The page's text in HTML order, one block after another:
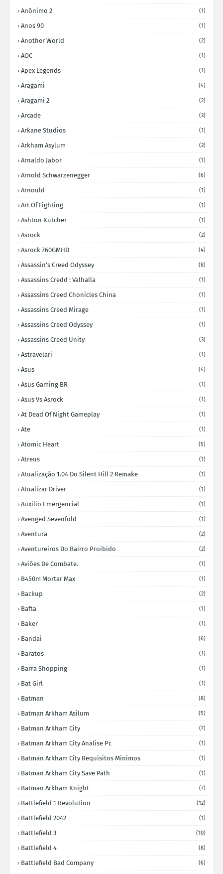
Anônimo 2 (1)
Anos 90 (1)
Another World (2)
AOC (1)
Apex Legends (1)
Aragami (4)
Aragami 2 (2)
Arcade (3)
Arkane Studios (1)
Arkham Asylum (2)
Arnaldo Jabor (1)
Arnold Schwarzenegger (6)
Arnould (1)
Art Of Fighting (1)
Ashton Kutcher (1)
Asrock (2)
Asrock 760GMHD (4)
Assassin's Creed Odyssey (8)
Assassins Credd : Valhalla (1)
Assassins Creed Chonicles China (1)
Assassins Creed Mirage (1)
Assassins Creed Odyssey (1)
Assassins Creed Unity (3)
Astravelari (1)
Asus (4)
Asus Gaming BR (1)
Asus Vs Asrock (1)
At Dead Of Night Gameplay (1)
Ate (1)
Atomic Heart (5)
Atreus (1)
Atualização 1.04 Do Silent Hill 2 Remake (1)
Atualizar Driver (1)
Auxilio Emergencial (1)
Avenged Sevenfold (1)
Aventura (2)
Aventureiros Do Bairro Proibido (2)
Aviões De Combate. (1)
B450m Mortar Max (1)
Backup (2)
Bafta (1)
Baker (1)
Bandai (6)
Baratos (1)
Barra Shopping (1)
Bat Girl (1)
Batman (8)
Batman Arkham Asilum (5)
Batman Arkham City (7)
Batman Arkham City Analise Pc (1)
Batman Arkham City Requisitos Minimos (1)
Batman Arkham City Save Path (1)
Batman Arkham Knight (7)
Battlefield 1 Revolution (12)
Battlefield 2042 (1)
Battlefield 3 (10)
Battlefield 4 (8)
Battlefield Bad Company (6)